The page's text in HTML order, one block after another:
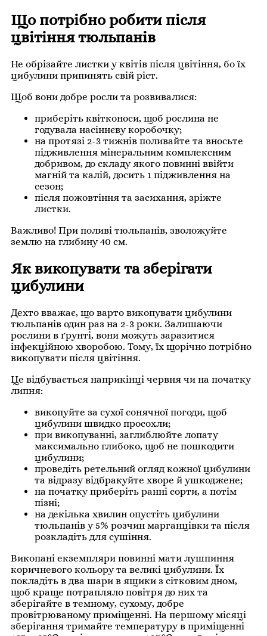
Що потрібно робити після
цвітіння тюльпанів
Не обрізайте листки у квітів після цвітіння, бо їх
цибулини припинять свій ріст.
Щоб вони добре росли та розвивалися:
приберіть квітконоси, щоб рослина не
годувала насіннєву коробочку;
на протязі 2-3 тижнів поливайте та вносьте
підживлення мінеральним комплексним
добривом, до складу якого повинні ввійти
магній та калій, досить 1 підживлення на
сезон;
після пожовтіння та засихання, зріжте
листки.
Важливо! При поливі тюльпанів, зволожуйте
землю на глибину 40 см.
Як викопувати та зберігати
цибулини
Дехто вважає, що варто викопувати цибулини
тюльпанів один раз на 2-3 роки. Залишаючи
рослини в ґрунті, вони можуть заразитися
інфекційною хворобою. Тому, їх щорічно потрібно
викопувати після цвітіння.
Це відбувається наприкінці червня чи на початку
липня:
викопуйте за сухої сонячної погоди, щоб
цибулини швидко просохли;
при викопуванні, заглиблюйте лопату
максимально глибоко, щоб не пошкодити
цибулини;
проведіть ретельний огляд кожної цибулини
та відразу відбракуйте хворе й ушкоджене;
на початку приберіть ранні сорти, а потім
пізні;
на декілька хвилин опустіть цибулини
тюльпанів у 5% розчин марганцівки та після
розкладіть для сушіння.
Викопані екземпляри повинні мати лушпиння
коричневого кольору та великі цибулини. Їх
покладіть в два шари в ящики з сітковим дном,
щоб краще потрапляло повітря до них та
зберігайте в темному, сухому, добре
провітрюваному приміщенні. На першому місяці
зберігання тримайте температуру в приміщенні